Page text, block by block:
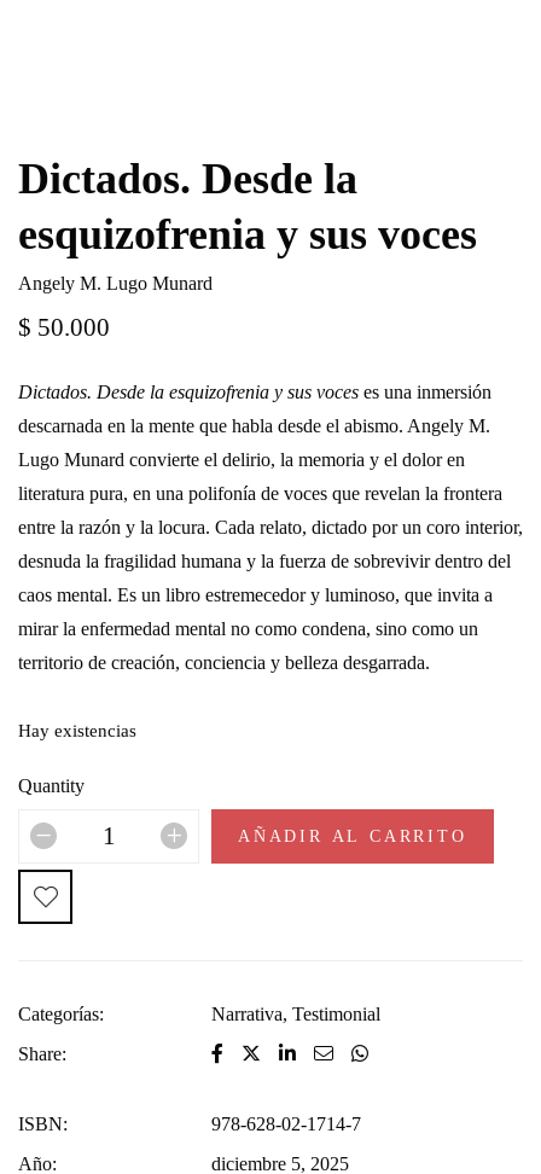
Dictados. Desde la
esquizofrenia y sus voces
Angely M. Lugo Munard
$ 50.000
Dictados. Desde la esquizofrenia y sus voces es una inmersión
descarnada en la mente que habla desde el abismo. Angely M.
Lugo Munard convierte el delirio, la memoria y el dolor en
literatura pura, en una polifonía de voces que revelan la frontera
entre la razón y la locura. Cada relato, dictado por un coro interior,
desnuda la fragilidad humana y la fuerza de sobrevivir dentro del
caos mental. Es un libro estremecedor y luminoso, que invita a
mirar la enfermedad mental no como condena, sino como un
territorio de creación, conciencia y belleza desgarrada.
Hay existencias
Quantity
AÑADIR AL CARRITO
Categorías: Narrativa, Testimonial
Share:
ISBN:
978-628-02-1714-7
Año:
diciembre 5, 2025